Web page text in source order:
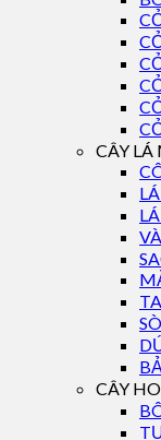
CÂY LÁ
CÂY